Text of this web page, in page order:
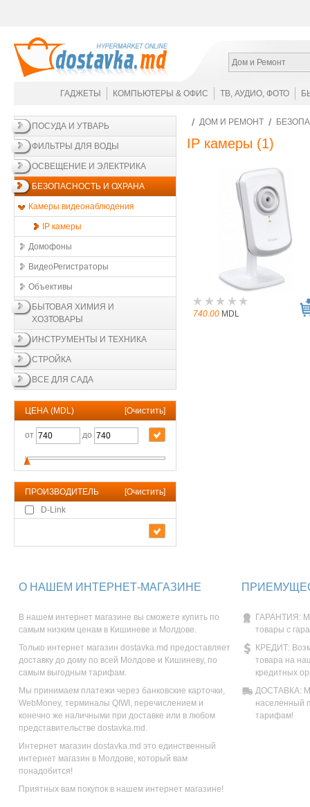
Дом и Ремонт
ГАДЖЕТЫ КОМПЬЮТЕРЫ & ОФИС ТВ, АУДИО, ФОТО
ПОСУДА И УТВАРЬ
ФИЛЬТРЫ ДЛЯ ВОДЫ
ОСВЕЩЕНИЕ И ЭЛЕКТРИКА
БЕЗОПАСНОСТЬ И ОХРАНА
Камеры видеонаблюдения
IP камеры
Домофоны
ВидеоРегистраторы
Объективы
БЫТОВАЯ ХИМИЯ И
ХОЗТОВАРЫ
ИНСТРУМЕНТЫ И ТЕХНИКА
СТРОЙКА
ВСЕ ДЛЯ САДА
ЦЕНА (MDL) [Очистить]
от до
ПРОИЗВОДИТЕЛЬ [Очистить]
D-Link
ДОМ И РЕМОНТ
IP камеры (1)
740.00 MDL
О НАШЕМ ИНТЕРНЕТ-МАГАЗИНЕ
В нашем интернет магазине вы сможете купить по
самым низким ценам в Кишиневе и Молдове.
Только интернет магазин dostavka.md предоставляет
доставку до дому по всей Молдове и Кишиневу, по
самым выгодным тарифам.
Мы принимаем платежи через банковские карточки,
WebMoney, терминалы QIWI, перечислением и
конечно же наличными при доставке или в любом
представительстве dostavka.md.
Интернет магазин dostavka.md это единственный
интернет магазин в Молдове, который вам
понадобится!
Приятных вам покупок в нашем интернет магазине!
ГАРАНТИЯ:
товары с
КРЕДИТ:
товара на
кредитных
ДОСТАВКА:
населенный
тарифам!